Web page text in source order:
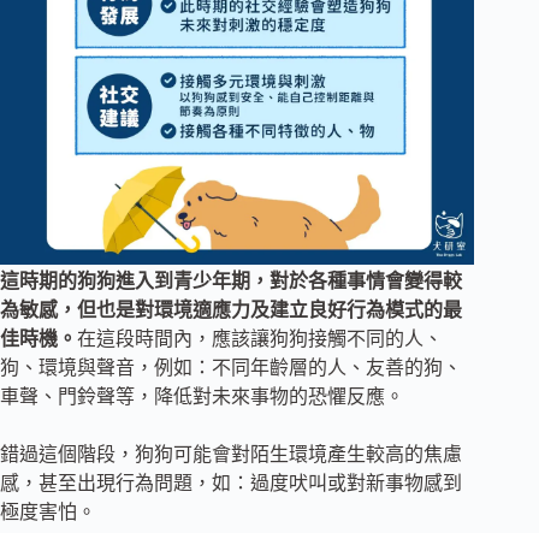
這時期的狗狗進入到青少年期，對於各種事情會變得較
為敏感，但也是對環境適應力及建立良好行為模式的最
佳時機。 在這段時間內，應該讓狗狗接觸不同的人、
狗、環境與聲音，例如：不同年齡層的人、友善的狗、
車聲、門鈴聲等，降低對未來事物的恐懼反應。
錯過這個階段，狗狗可能會對陌生環境產生較高的焦慮
感，甚至出現行為問題，如：過度吠叫或對新事物感到
極度害怕。